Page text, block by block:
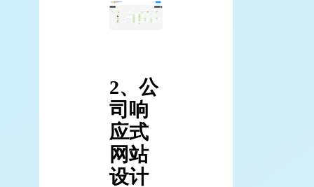
2、公
司响
应式
网站
设计